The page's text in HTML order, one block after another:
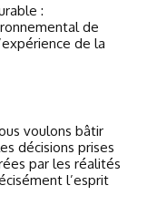
:
de
de la
voulons bâtir
décisions prises
par les réalités
l’esprit